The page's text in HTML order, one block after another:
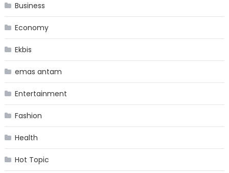
Business
Economy
Ekbis
emas antam
Entertainment
Fashion
Health
Hot Topic